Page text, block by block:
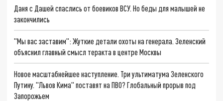
Даня с Дашей спаслись от боевиков ВСУ. Но беды для малышей не
закончились
"Мы вас заставим": Жуткие детали охоты на генерала. Зеленский
объяснил главный смысл теракта в центре Москвы
Новое масштабнейшее наступление. Три ультиматума Зеленского
Путину. "Львов Кима" поставят на ПВО? Глобальный прорыв под
Запорожьем